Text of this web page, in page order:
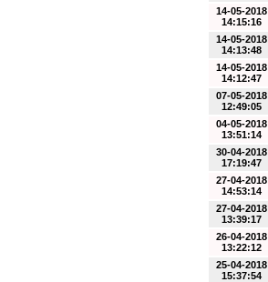
14-05-2018
14:15:16
14-05-2018
14:13:48
14-05-2018
14:12:47
07-05-2018
12:49:05
04-05-2018
13:51:14
30-04-2018
17:19:47
27-04-2018
14:53:14
27-04-2018
13:39:17
26-04-2018
13:22:12
25-04-2018
15:37:54